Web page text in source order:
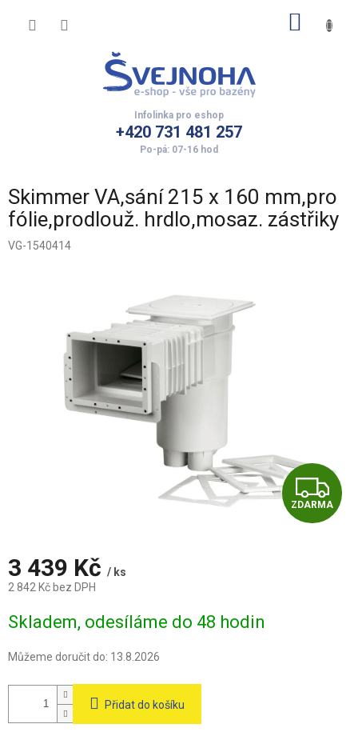
+420 731 481 257
Skimmer VA,sání 215 x 160 mm,pro
fólie,prodlouž. hrdlo,mosaz. zástřiky
VG-1540414
Z
D
ZDARMA
3 439 Kč / ks
2 842 Kč bez DPH
cena:
Skladem, odesíláme do 48 hodin
Můžeme doručit do: 13.8.2026
Přidat do košíku